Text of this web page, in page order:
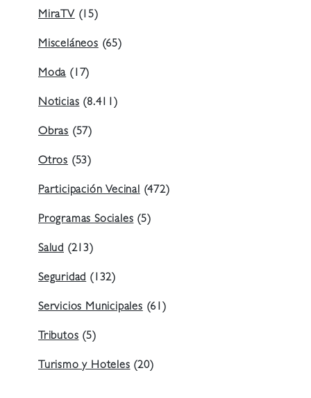
MiraTV (15)
Misceláneos (65)
Moda (17)
Noticias (8.411)
Obras (57)
Otros (53)
Participación Vecinal (472)
Programas Sociales (5)
Salud (213)
Seguridad (132)
Servicios Municipales (61)
Tributos (5)
Turismo y Hoteles (20)